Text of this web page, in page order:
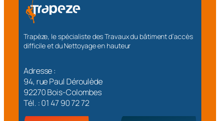
Trapèze, le spécialiste des Travaux du bâtiment d’accès
difficile et du Nettoyage en hauteur
Adresse :
94, rue Paul Déroulède
92270 Bois-Colombes
Tél. : 01 47 90 72 72